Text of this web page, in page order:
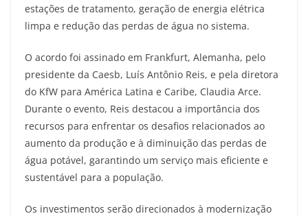
estações de tratamento, geração de energia elétrica
limpa e redução das perdas de água no sistema.
O acordo foi assinado em Frankfurt, Alemanha, pelo
presidente da Caesb, Luís Antônio Reis, e pela diretora
do KfW para América Latina e Caribe, Claudia Arce.
Durante o evento, Reis destacou a importância dos
recursos para enfrentar os desafios relacionados ao
aumento da produção e à diminuição das perdas de
água potável, garantindo um serviço mais eficiente e
sustentável para a população.
Os investimentos serão direcionados à modernização